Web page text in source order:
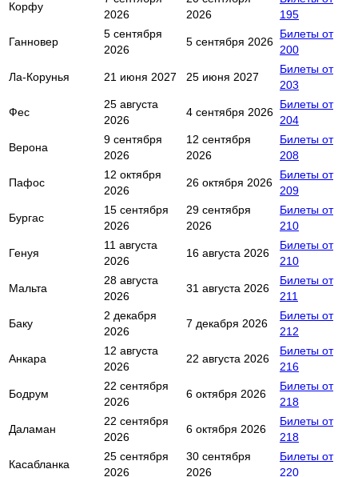
Корфу
2026
2026
195
Ганновер
5 сентября
2026
5 сентября 2026
Билеты от
200
Ла-Корунья 21 июня 2027 25 июня 2027
Билеты от
203
Фес
25 августа
2026
4 сентября 2026
Билеты от
204
Верона
9 сентября
2026
12 сентября
2026
Билеты от
208
Пафос
12 октября
2026
26 октября 2026
Билеты от
209
Бургас
15 сентября
2026
29 сентября
2026
Билеты от
210
Генуя
11 августа
2026
16 августа 2026
Билеты от
210
Мальта
28 августа
2026
31 августа 2026
Билеты от
211
Баку
2 декабря
2026
7 декабря 2026
Билеты от
212
Анкара
12 августа
2026
22 августа 2026
Билеты от
216
Бодрум
22 сентября
2026
6 октября 2026
Билеты от
218
Даламан
22 сентября
2026
6 октября 2026
Билеты от
218
Касабланка
25 сентября
2026
30 сентября
2026
Билеты от
220